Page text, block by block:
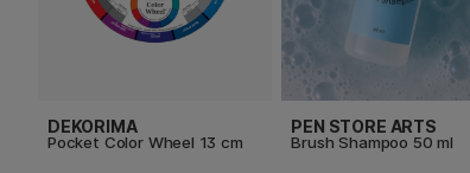
DEKORIMA
Pocket Color Wheel 13 cm
PEN STORE ARTS
Brush Shampoo 50 ml